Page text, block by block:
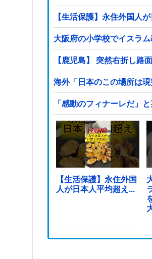
【生活保護】永住外国人
【鹿児島】 突然右折し路
海外「日本のこの場所は
「感動のフィナーレだ」
【生活保護】永住外国
人が日本人平均超え...
大阪